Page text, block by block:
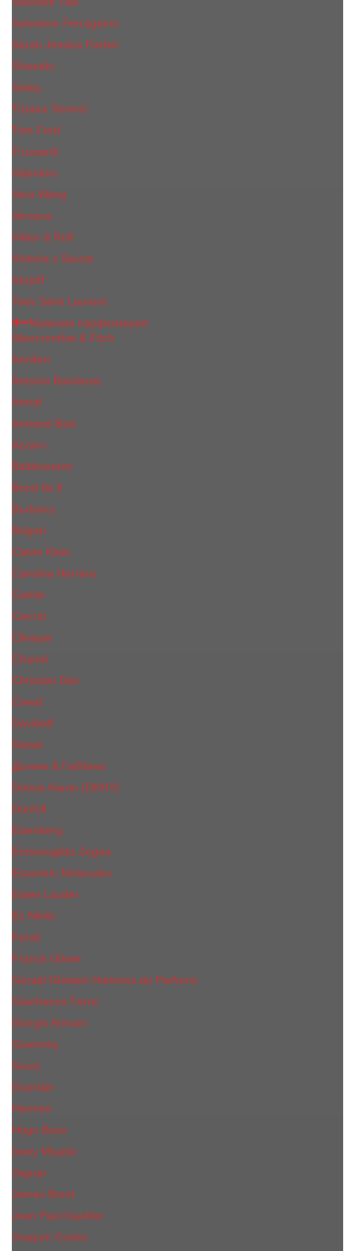
Salvatore Ferragamo
Sarah Jessica Parker
Shiseido
Sisley
Tiziana Terenzi
Tom Ford
Trussardi
Valentino
Vera Wang
Versace
Viktor & Rolf
Victoria s Secret
Xerjoff
Yves Saint Laurent
Мужская парфюмерия
Abercrombie & Fitch
Annifen
Antonio Banderas
Armaf
Armand Basi
Azzaro
Baldessarini
Bond № 9
Burberry
Bvlgari
Calvin Klein
Carolina Herrera
Cartier
Cerruti
Сliniquе
Chanel
Christian Dior
Creed
Davidoff
Diesel
Дольче & Габбана
Donna Karan (DKNY)
Dunhill
Eisenberg
Ermenegildo Zegna
Escentric Molecules
Еsteе Lаudеr
Ex Nihilo
Fendi
Franck Olivier
Gerald Ghislain Histoires de Parfums
Gianfranco Ferre
Giorgio Armani
Givenchy
Gucci
Guerlain
Hermes
Hugo Boss
Issey Miyake
Jaguar
James Bond
Jean Paul Gaultier
Joaquin Сortes